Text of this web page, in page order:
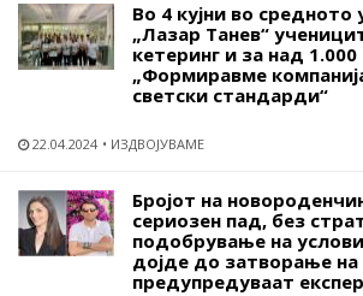
Во 4 кујни во
„Лазар Танев“
кетеринг и за над 1.000
„Формиравме
светски стандарди“
22.04.2024 ИЗДВОЈУВАМЕ
Бројот на
сериозен пад, без
подобрување на
дојде до затворање
предупредуваат